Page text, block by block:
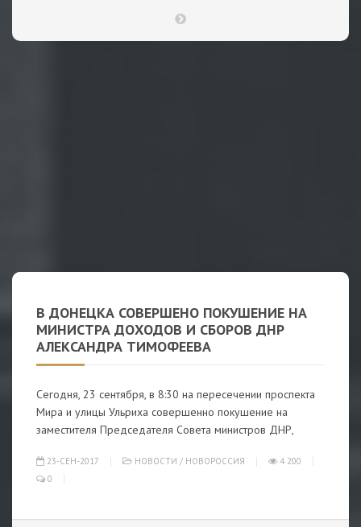
В ДОНЕЦКА СОВЕРШЕНО ПОКУШЕНИЕ НА
МИНИСТРА ДОХОДОВ И СБОРОВ ДНР
АЛЕКСАНДРА ТИМОФЕЕВА
Сегодня, 23 сентября, в 8:30 на пересечении проспекта
Мира и улицы Ульриха совершенно покушение на
заместителя Председателя Совета министров ДНР,
23-СЕН-2017 НОВОСТИ / НОВОРОССИЯ
4 200
0